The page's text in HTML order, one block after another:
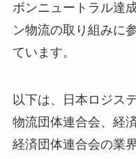
ボンニュートラル達
ン物流の取り組みに
ています。
以下は、日本ロジス
物流団体連合会、経
経済団体連合会の業